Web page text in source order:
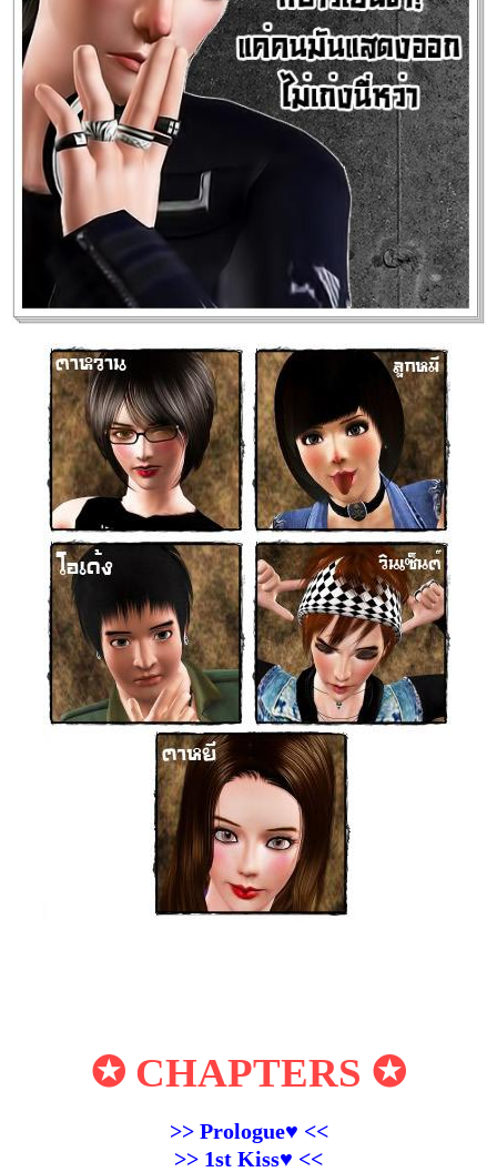
✪ CHAPTERS ✪
>> Prologue♥ <<
>> 1st Kiss♥ <<